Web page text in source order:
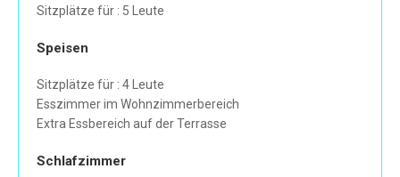
Sitzplätze für : 5 Leute
Speisen
Sitzplätze für : 4 Leute
Esszimmer im Wohnzimmerbereich
Extra Essbereich auf der Terrasse
Schlafzimmer